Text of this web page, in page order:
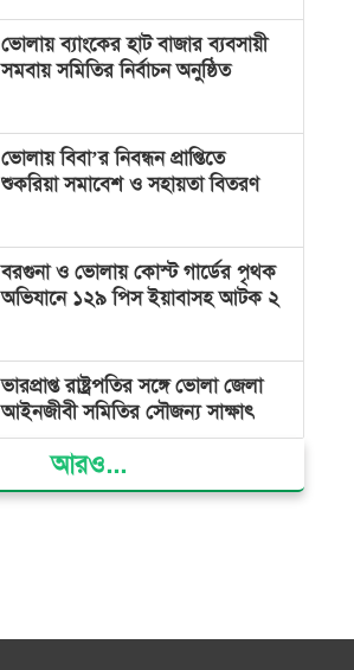
ভোলায় ব্যাংকের হাট বাজার ব্যবসায়ী
সমবায় সমিতির নির্বাচন অনুষ্ঠিত
ভোলায় বিবা’র নিবন্ধন প্রাপ্তিতে
শুকরিয়া সমাবেশ ও সহায়তা বিতরণ
বরগুনা ও ভোলায় কোস্ট গার্ডের পৃথক
অভিযানে ১২৯ পিস ইয়াবাসহ আটক ২
ভারপ্রাপ্ত রাষ্ট্রপতির সঙ্গে ভোলা জেলা
আইনজীবী সমিতির সৌজন্য সাক্ষাৎ
দৌলতখানে জমি বিরোধে পরিবারকে
বিষ দিয়ে মাছ ধরায় ৩ জেলে আটক
আরও...